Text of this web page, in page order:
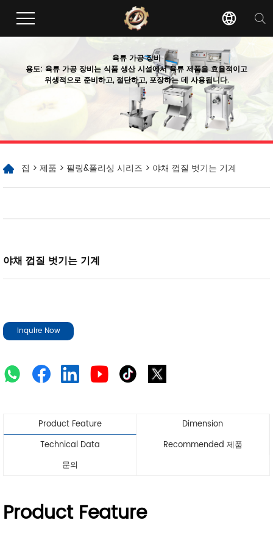
육류 가공 장비
용도: 육류 가공 장비는 식품 생산 시설에서 육류 제품을 효율적이고
위생적으로 준비하고, 절단하고, 포장하는 데 사용됩니다.
집 > 제품 > 필링&폴리싱 시리즈 > 야채 껍질 벗기는 기계
야채 껍질 벗기는 기계
Inquire Now
Product Feature
Dimension
Technical Data
Recommended 제품
문의
Product Feature